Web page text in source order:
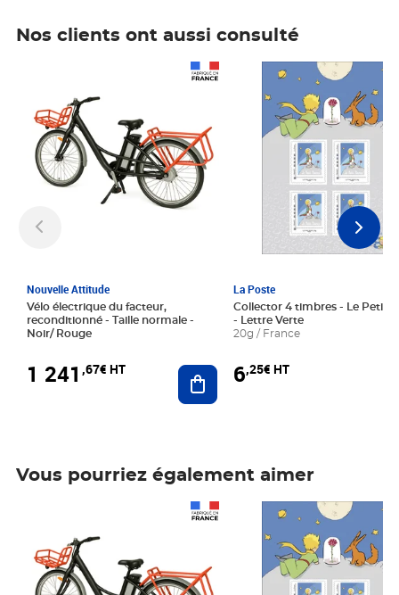
Nos clients ont aussi consulté
Nouvelle Attitude
Vélo électrique du facteur,
reconditionné - Taille normale -
Noir/ Rouge
1 241 ,67€ HT Ajouter au panier
La Poste
Collector 4 timbres - Le Petit
- Lettre Verte
20g / France
6,25€ HT
Prix 6,25€ HT
Vous pourriez également aimer
Prix 6,25€ HT